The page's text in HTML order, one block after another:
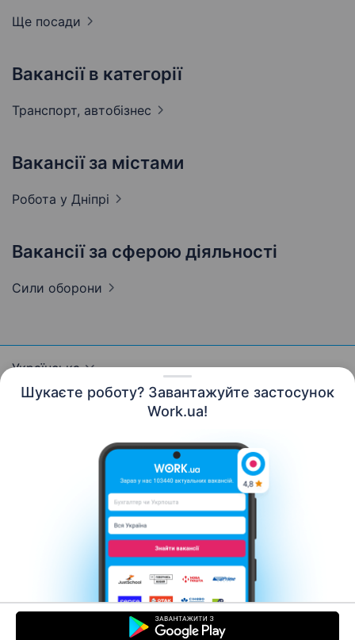
Шукаєте роботу? Завантажуйте застосунок
Work.ua!
Ще посади
Вакансії в категорії
Транспорт, автобізнес
Вакансії за містами
Робота у Дніпрі
Вакансії за сферою діяльності
Сили оборони
Українська
Контакти Про нас
Кар’єра
Новини Work.ua
Допомога Умови використання
Роботодавцю
© 2006–2026 Work.ua. Сервіс пошуку роботи №1 в